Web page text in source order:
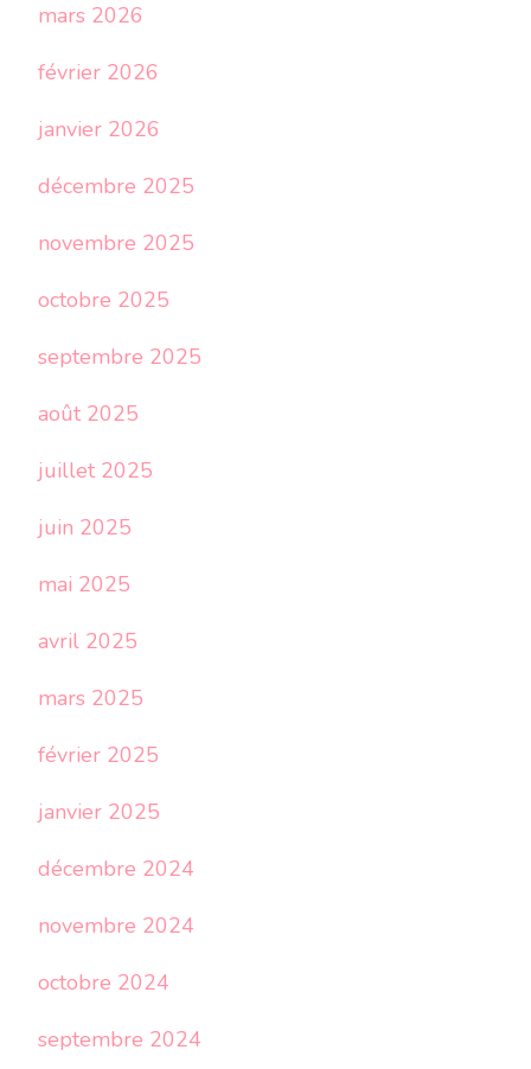
mars 2026
février 2026
janvier 2026
décembre 2025
novembre 2025
octobre 2025
septembre 2025
août 2025
juillet 2025
juin 2025
mai 2025
avril 2025
mars 2025
février 2025
janvier 2025
décembre 2024
novembre 2024
octobre 2024
septembre 2024